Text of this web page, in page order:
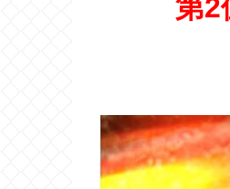
第2